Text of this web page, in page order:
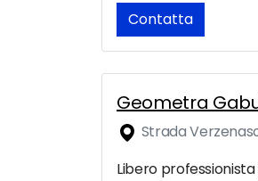
Contatta
Geometra
Strada
Libero